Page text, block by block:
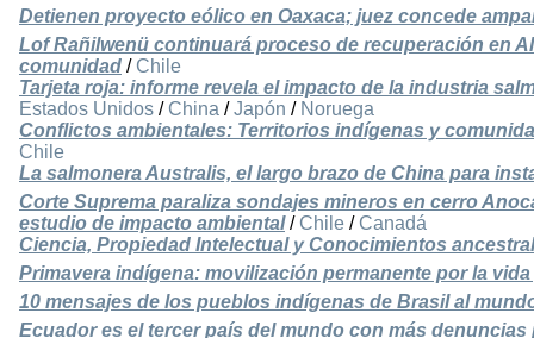
Detienen proyecto eólico en Oaxaca; juez concede
Lof Rañilwenü continuará proceso de recuperación en
comunidad / Chile
Tarjeta roja: informe revela el impacto de la industria
Estados Unidos / China /Japón / Noruega
Conflictos ambientales: Territorios indígenas y
Chile
La salmonera Australis, el largo brazo de China para
Corte Suprema paraliza sondajes mineros en cerro
estudio de impacto ambiental/ Chile / Canadá
Ciencia, Propiedad Intelectual y Conocimientos
Primavera indígena: movilización permanente por la
10 mensajes de los pueblos indígenas de Brasil al
Ecuador es el tercer país del mundo con más